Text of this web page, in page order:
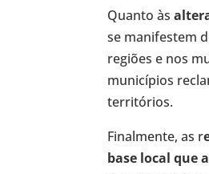
Quanto às
se manifestem
regiões e nos
municípios
territórios.
Finalmente, as r
base local que